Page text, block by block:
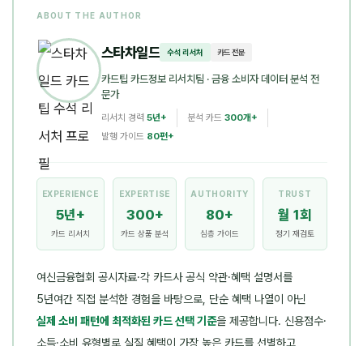
ABOUT THE AUTHOR
스타차일드 수석 리서처 카드 전문
카드팁 카드정보 리서치팀 · 금융 소비자 데이터 분석 전
문가
리서치 경력 5년+ 분석 카드 300개+
발행 가이드 80편+
EXPERIENCE
5년+
카드 리서치
EXPERTISE
300+
카드 상품 분석
AUTHORITY
80+
심층 가이드
TRUST
월 1회
정기 재검토
여신금융협회 공시자료·각 카드사 공식 약관·혜택 설명서를
5년여간 직접 분석한 경험을 바탕으로, 단순 혜택 나열이 아닌
실제 소비 패턴에 최적화된 카드 선택 기준을 제공합니다. 신용점수·
소득·소비 유형별로 실질 혜택이 가장 높은 카드를 선별하고,